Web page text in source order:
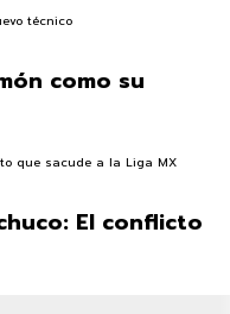
como su
El conflicto